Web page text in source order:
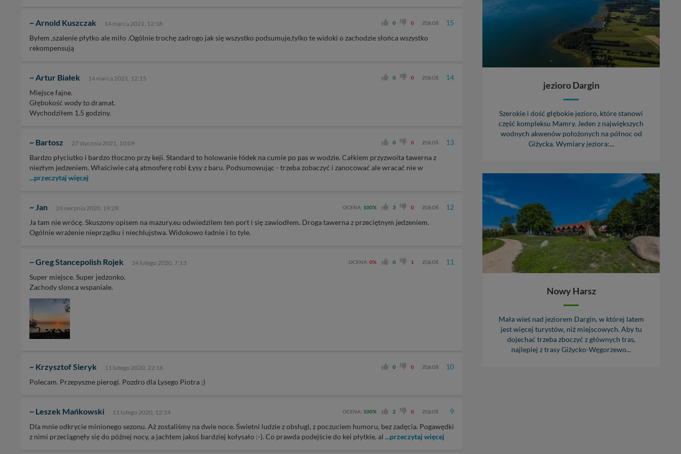
~ Arnold Kuszczak 14 marca 2021, 12:18 0 0 ZGŁOŚ 15
Byłem ,szalenie płytko ale miło .Ogólnie trochę zadrogo jak się wszystko podsumuje,tylko te widoki o zachodzie słońca wszystko
rekompensują
~ Artur Białek 14 marca 2021, 12:15 0 0 ZGŁOŚ 14
Miejsce fajne.
Głębokość wody to dramat.
Wychodziłem 1.5 godziny.
~ Bartosz 27 stycznia 2021, 10:09 0 0 ZGŁOŚ 13
Bardzo płyciutko i bardzo tłoczno przy keji. Standard to holowanie łódek na cumie po pas w wodzie. Całkiem przyzwoita tawerna z
niezłym jedzeniem. Właściwie całą atmosferę robi Łysy z baru. Podsumowując - trzeba zobaczyć i zanocować ale wracać nie w
...przeczytaj więcej
~ Jan 26 sierpnia 2020, 19:28 OCENA: 100% 3 0 ZGŁOŚ 12
Ja tam nie wrócę. Skuszony opisem na mazury.eu odwiedzilem ten port i się zawiodłem. Droga tawerna z przeciętnym jedzeniem.
Ogólnie wrażenie nieprządku i niechlujstwa. Widokowo ładnie i to tyle.
~ Greg Stancepolish Rojek 24 lutego 2020, 7:13 OCENA: 0% 0 1 ZGŁOŚ 11
Super miejsce. Super jedzonko.
Zachody slonca wspaniale.
~ Krzysztof Sieryk 11 lutego 2020, 22:16 0 0 ZGŁOŚ 10
Polecam. Przepyszne pierogi. Pozdro dla Lysego Piotra ;)
~ Leszek Mańkowski 11 lutego 2020, 12:14 OCENA: 100% 2 0 ZGŁOŚ 9
Dla mnie odkrycie minionego sezonu. Aż zostaliśmy na dwie noce. Świetni ludzie z obsługi, z poczuciem humoru, bez zadęcia. Pogawędki
z nimi przeciągnęły się do późnej nocy, a jachtem jakoś bardziej kołysało :-). Co prawda podejście do kei płytkie, al ...przeczytaj więcej
jezioro Dargin
Szerokie i dość głębokie jezioro, które stanowi
część kompleksu Mamry. Jeden z największych
wodnych akwenów położonych na północ od
Giżycka. Wymiary jeziora:...
Nowy Harsz
Mała wieś nad jeziorem Dargin, w której latem
jest więcej turystów, niż miejscowych. Aby tu
dojechać trzeba zboczyć z głównych tras,
najlepiej z trasy Giżycko-Węgorzewo...